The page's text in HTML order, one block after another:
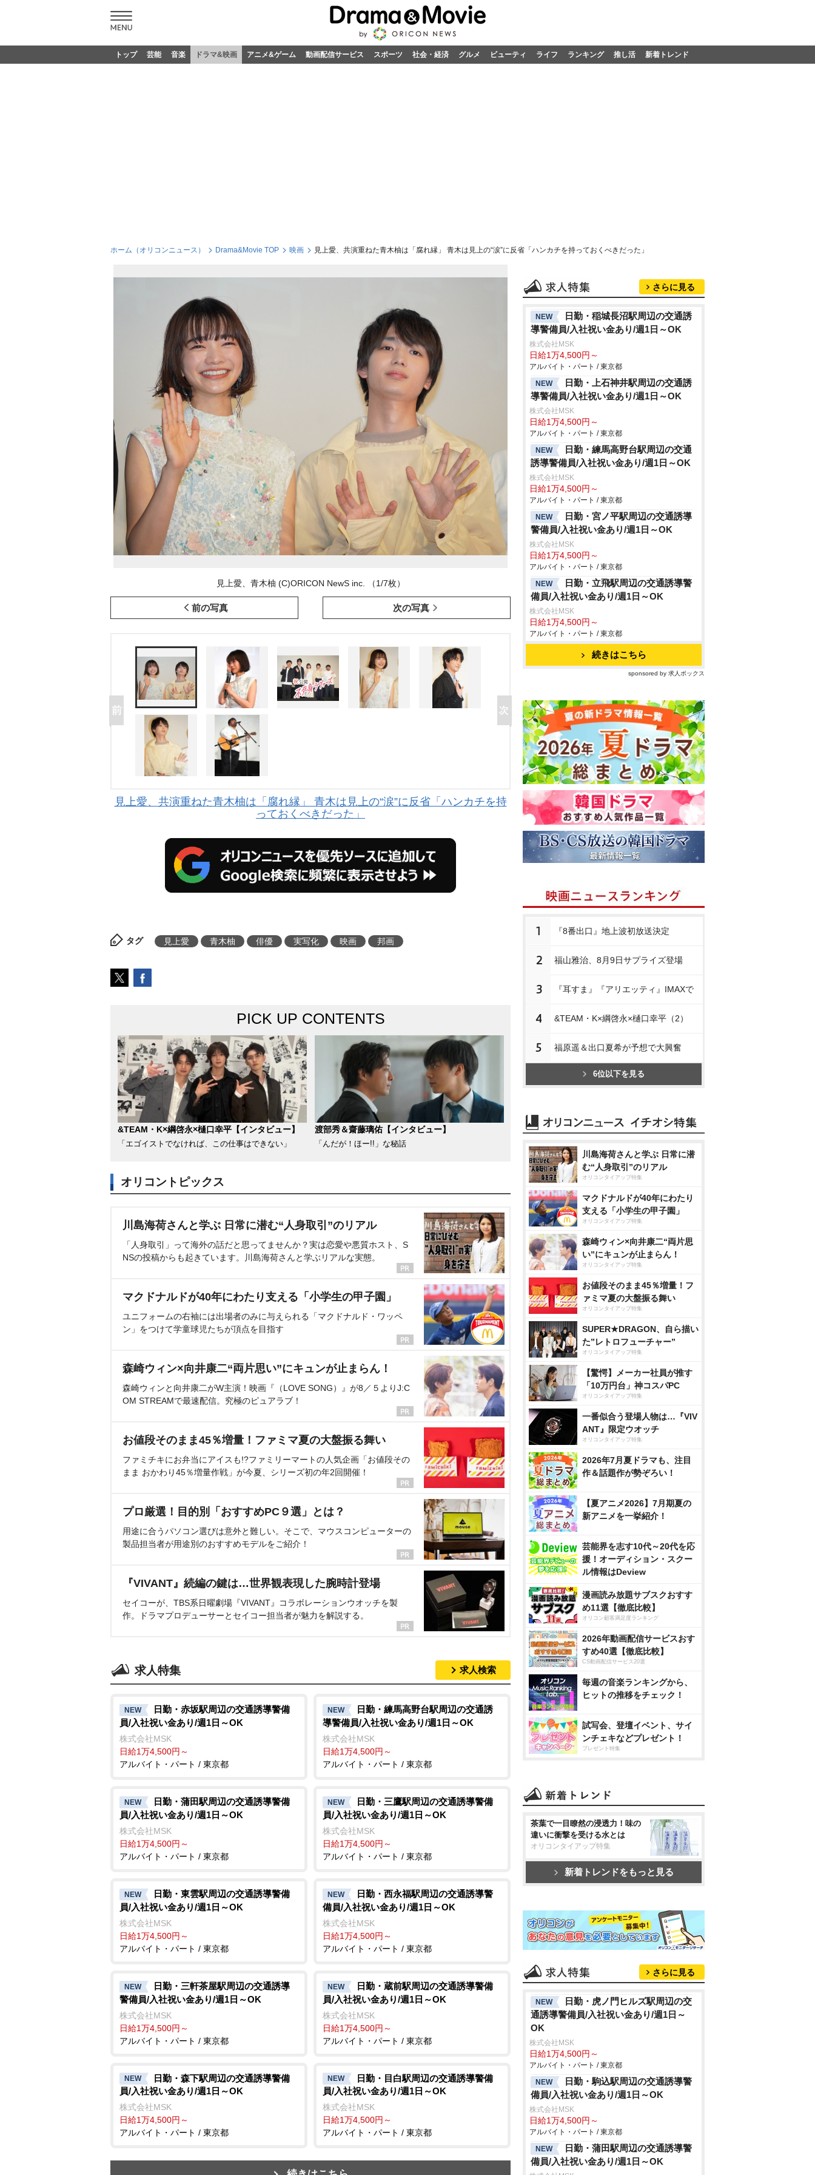
トップ 芸能 音楽 ドラマ&映画 アニメ&ゲーム 動画配信サービス スポーツ 社会・経済 グルメ ビューティ ライフ ランキング 推し活 新着トレンド
ホーム（オリコンニュース） Drama&Movie TOP 映画 見上愛、共演重ねた青木柚は「腐れ縁」 青木は見上の“涙”に反省「ハンカチを持っておくべきだった」
見上愛、青木柚 (C)ORICON NewS inc. （1/7枚）
前の写真 次の写真
見上愛、共演重ねた青木柚は「腐れ縁」 青木は見上の“涙”に反省「ハンカチを持
っておくべきだった」
タグ 見上愛 青木柚 俳優 実写化 映画 邦画
PICK UP CONTENTS
&TEAM・K×綱啓永×樋口幸平【インタビュー】
「エゴイストでなければ、この仕事はできない」
渡部秀＆齋藤璃佑【インタビュー】
「んだが！ほー!!」な秘話
オリコントピックス
川島海荷さんと学ぶ 日常に潜む“人身取引”のリアル
「人身取引」って海外の話だと思ってませんか？実は恋愛や悪質ホスト、S
NSの投稿からも起きています。川島海荷さんと学ぶリアルな実態。
マクドナルドが40年にわたり支える「小学生の甲子園」
ユニフォームの右袖には出場者のみに与えられる「マクドナルド・ワッペ
ン」をつけて学童球児たちが頂点を目指す
森崎ウィン×向井康二“両片思い”にキュンが止まらん！
森崎ウィンと向井康二がW主演！映画『（LOVE SONG）』が8／５よりJ:C
OM STREAMで最速配信。究極のピュアラブ！
お値段そのまま45％増量！ファミマ夏の大盤振る舞い
ファミチキにお弁当にアイスも!?ファミリーマートの人気企画「お値段その
まま おかわり45％増量作戦」が今夏、シリーズ初の年2回開催！
プロ厳選！目的別「おすすめPC９選」とは？
用途に合うパソコン選びは意外と難しい。そこで、マウスコンピューターの
製品担当者が用途別のおすすめモデルをご紹介！
『VIVANT』続編の鍵は…世界観表現した腕時計登場
セイコーが、TBS系日曜劇場『VIVANT』コラボレーションウオッチを製
作。ドラマプロデューサーとセイコー担当者が魅力を解説する。
求人特集 求人検索
NEW
日勤・赤坂駅周辺の交通誘導警備
員/入社祝い金あり/週1日～OK
株式会社MSK
日給1万4,500円～
アルバイト・パート / 東京都
NEW
日勤・練馬高野台駅周辺の交通誘
導警備員/入社祝い金あり/週1日～OK
株式会社MSK
日給1万4,500円～
アルバイト・パート / 東京都
NEW
日勤・蒲田駅周辺の交通誘導警備
員/入社祝い金あり/週1日～OK
株式会社MSK
日給1万4,500円～
アルバイト・パート / 東京都
NEW
日勤・三鷹駅周辺の交通誘導警備
員/入社祝い金あり/週1日～OK
株式会社MSK
日給1万4,500円～
アルバイト・パート / 東京都
NEW
日勤・東雲駅周辺の交通誘導警備
員/入社祝い金あり/週1日～OK
株式会社MSK
日給1万4,500円～
アルバイト・パート / 東京都
NEW
日勤・西永福駅周辺の交通誘導警
備員/入社祝い金あり/週1日～OK
株式会社MSK
日給1万4,500円～
アルバイト・パート / 東京都
NEW
日勤・三軒茶屋駅周辺の交通誘導
警備員/入社祝い金あり/週1日～OK
株式会社MSK
日給1万4,500円～
アルバイト・パート / 東京都
NEW
日勤・蔵前駅周辺の交通誘導警備
員/入社祝い金あり/週1日～OK
株式会社MSK
日給1万4,500円～
アルバイト・パート / 東京都
NEW
日勤・森下駅周辺の交通誘導警備
員/入社祝い金あり/週1日～OK
株式会社MSK
日給1万4,500円～
アルバイト・パート / 東京都
NEW
日勤・目白駅周辺の交通誘導警備
員/入社祝い金あり/週1日～OK
株式会社MSK
日給1万4,500円～
アルバイト・パート / 東京都
さらに見る
NEW
日勤・稲城長沼駅周辺の交通誘
導警備員/入社祝い金あり/週1日～OK
株式会社MSK
日給1万4,500円～
アルバイト・パート / 東京都
NEW
日勤・上石神井駅周辺の交通誘
導警備員/入社祝い金あり/週1日～OK
株式会社MSK
日給1万4,500円～
アルバイト・パート / 東京都
NEW
日勤・練馬高野台駅周辺の交通
誘導警備員/入社祝い金あり/週1日～OK
株式会社MSK
日給1万4,500円～
アルバイト・パート / 東京都
NEW
日勤・宮ノ平駅周辺の交通誘導
警備員/入社祝い金あり/週1日～OK
株式会社MSK
日給1万4,500円～
アルバイト・パート / 東京都
NEW
日勤・立飛駅周辺の交通誘導警
備員/入社祝い金あり/週1日～OK
株式会社MSK
日給1万4,500円～
アルバイト・パート / 東京都
続きはこちら
sponsored by 求人ボックス
1 『8番出口』地上波初放送決定
2 福山雅治、8月9日サプライズ登場
3 『耳すま』『アリエッティ』IMAXで
4 &TEAM・K×綱啓永×樋口幸平（2）
5 福原遥＆出口夏希が予想で大興奮
6位以下を見る
川島海荷さんと学ぶ 日常に潜
む“人身取引”のリアル
オリコンタイアップ特集
マクドナルドが40年にわたり
支える「小学生の甲子園」
オリコンタイアップ特集
森崎ウィン×向井康二“両片思
い”にキュンが止まらん！
オリコンタイアップ特集
お値段そのまま45％増量！フ
ァミマ夏の大盤振る舞い
オリコンタイアップ特集
SUPER★DRAGON、自ら描い
た”レトロフューチャー”
オリコンタイアップ特集
【驚愕】メーカー社員が推す
「10万円台」神コスパPC
オリコンタイアップ特集
一番似合う登場人物は…『VIV
ANT』限定ウオッチ
オリコンタイアップ特集
2026年7月夏ドラマも、注目
作＆話題作が勢ぞろい！
【夏アニメ2026】7月期夏の
新アニメを一挙紹介！
芸能界を志す10代～20代を応
援！オーディション・スクー
ル情報はDeview
漫画読み放題サブスクおすす
め11選【徹底比較】
オリコン顧客満足度ランキング
2026年動画配信サービスおす
すめ40選【徹底比較】
CS動画配信サービス20選
毎週の音楽ランキングから、
ヒットの推移をチェック！
試写会、登壇イベント、サイ
ンチェキなどプレゼント！
プレゼント特集
茶葉で一目瞭然の浸透力！味の
違いに衝撃を受ける水とは
オリコンタイアップ特集
新着トレンドをもっと見る
さらに見る
NEW
日勤・虎ノ門ヒルズ駅周辺の交
通誘導警備員/入社祝い金あり/週1日～
OK
株式会社MSK
日給1万4,500円～
アルバイト・パート / 東京都
NEW
日勤・駒込駅周辺の交通誘導警
備員/入社祝い金あり/週1日～OK
株式会社MSK
日給1万4,500円～
アルバイト・パート / 東京都
NEW
日勤・蒲田駅周辺の交通誘導警
備員/入社祝い金あり/週1日～OK